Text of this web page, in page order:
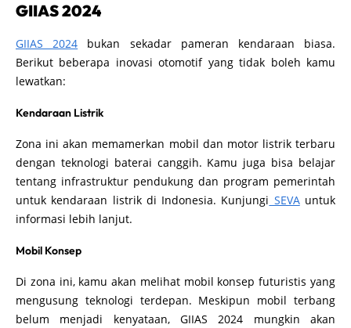
GIIAS 2024
GIIAS 2024 bukan sekadar pameran kendaraan biasa.
Berikut beberapa inovasi otomotif yang tidak boleh kamu
lewatkan:
Kendaraan Listrik
Zona ini akan memamerkan mobil dan motor listrik terbaru
dengan teknologi baterai canggih. Kamu juga bisa belajar
tentang infrastruktur pendukung dan program pemerintah
untuk kendaraan listrik di Indonesia. Kunjungi SEVAuntuk
informasi lebih lanjut.
Mobil Konsep
Di zona ini, kamu akan melihat mobil konsep futuristis yang
mengusung teknologi terdepan. Meskipun mobil terbang
belum menjadi kenyataan, GIIAS 2024 mungkin akan